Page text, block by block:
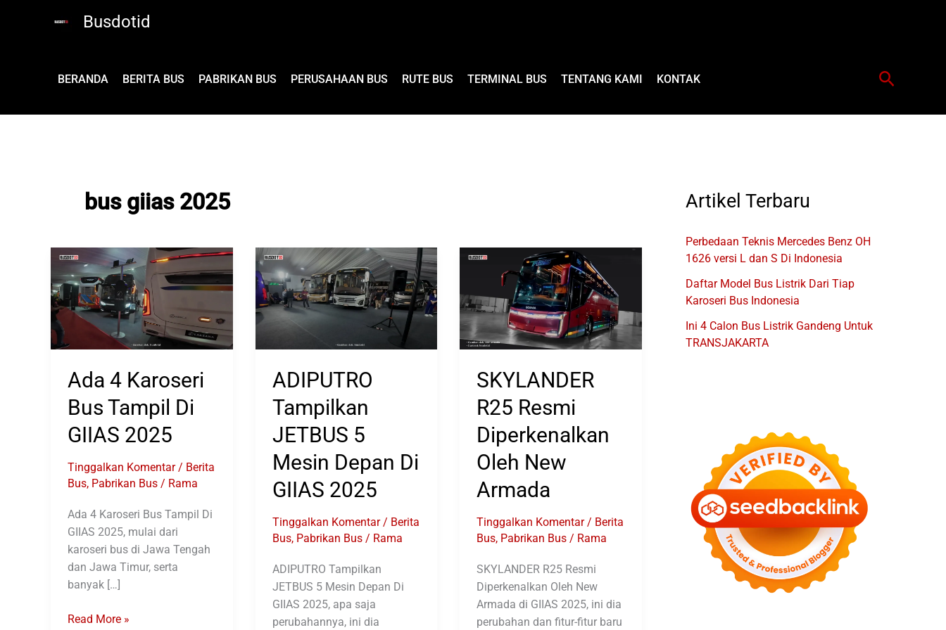
Busdotid
BERANDA BERITA BUS PABRIKAN BUS PERUSAHAAN BUS RUTE BUS TERMINAL BUS TENTANG KAMI KONTAK Cari
bus giias 2025
Ada 4 Karoseri
Bus Tampil Di
GIIAS 2025
Tinggalkan Komentar / Berita
Bus, Pabrikan Bus / Rama
Ada 4 Karoseri Bus Tampil Di
GIIAS 2025, mulai dari
karoseri bus di Jawa Tengah
dan Jawa Timur, serta
banyak […]
Ada
Read More »
ADIPUTRO
Tampilkan
JETBUS 5
Mesin Depan Di
GIIAS 2025
Tinggalkan Komentar / Berita
Bus, Pabrikan Bus/ Rama
ADIPUTRO Tampilkan
JETBUS 5 Mesin Depan Di
GIIAS 2025, apa saja
perubahannya, ini dia
SKYLANDER
R25 Resmi
Diperkenalkan
Oleh New
Armada
Tinggalkan Komentar / Berita
Bus, Pabrikan Bus / Rama
SKYLANDER R25 Resmi
Diperkenalkan Oleh New
Armada di GIIAS 2025, ini dia
perubahan dan fitur-fitur baru
Artikel Terbaru
Perbedaan Teknis Mercedes Benz OH
1626 versi L dan S Di Indonesia
Daftar Model Bus Listrik Dari Tiap
Karoseri Bus Indonesia
Ini 4 Calon Bus Listrik Gandeng Untuk
TRANSJAKARTA